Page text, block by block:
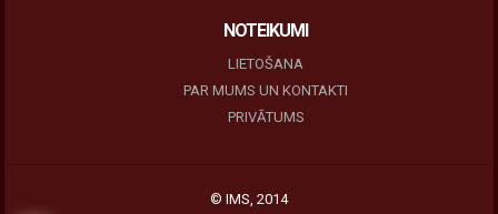
NOTEIKUMI
LIETOŠANA
PAR MUMS UN KONTAKTI
PRIVĀTUMS
© IMS, 2014